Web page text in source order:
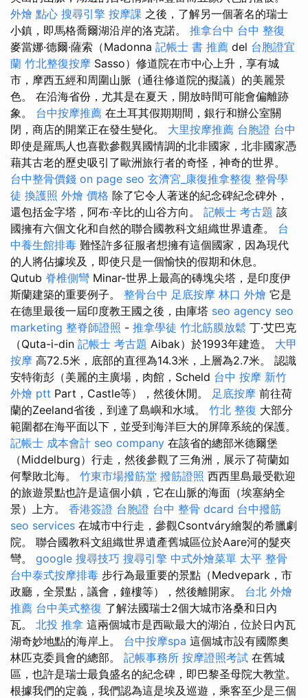
外燴 點心 搜尋引擎 按摩課 之後，了解另一個著名的瑞士
小鎮，即馬格喬爾湖沿岸的洛克諾。 推拿台中 台中 整復
麥當娜·德爾·薩索（Madonna 記帳士 書 推薦 del 台胞證宜
蘭 竹北整復按摩 Sasso）修道院在市中心上升，享有城
市，摩西五經和周圍山脈（通往修道院的擬議）的美麗景
色。 在沿海省份，尤其是在夏天，開放時間可能會偏離跡
象。 台中按摩推薦 在土耳其假期期間，銀行和辦公室關
閉，商店的開業正在發生變化。 大里按摩推薦 台胞證 台中
即使是羅馬人也喜歡參觀異國情調的北非國家，北非國家憑
藉其古老的歷史吸引了歐洲旅行者的奇怪，神奇的世界。
台中整骨價錢 on page seo 玄濟宮_康復推拿整復 整骨學
徒 換護照 外燴 價格 除了它令人著迷的紀念碑紀念碑外，
還包括金字塔，阿布·辛比的山谷方向。 記帳士 考古題 該
國擁有六個文化和自然的聯合國教科文組織世界遺產。 台
中養生館排毒 難怪許多征服者想擁有這個國家，因為現代
的人將佔據埃及，即使只是一個愉快的假期和休息。
Qutub 脊椎側彎 Minar-世界上最高的磚塊尖塔，是印度伊
斯蘭建築的重要例子。 整骨台中 足底按摩 林口 外燴 它是
在德里最後一屆印度教王國之後，由庫塔 seo agency seo
marketing 整脊師證照 - 推拿學徒 竹北筋膜放鬆 丁·艾巴克
（Quta-i-din 記帳士 考古題 Aibak）於1993年建造。 大甲
按摩 高72.5米，底部的直徑為14.3米，上層為2.7米。 認識
安特衛彭（美麗的主廣場，肉館，Scheld 台中 按摩 新竹
外燴 ptt Part，Castle等），然後休閒。 足底按摩 前往荷
蘭的Zeeland省後，到達了島嶼和水域。 竹北 整復 大部分
範圍都在海平面以下，並受到海洋巨大的屏障系統的保護。
記帳士 成本會計 seo company 在該省的總部米德爾堡
（Middelburg）行走，然後參觀了三角洲，展示了荷蘭如
何擊敗北海。 竹東市場撥筋堂 撥筋證照 西西里島最受歡迎
的旅遊景點也許是這個小鎮，它在山脈的海面（埃塞納全
景）上方。 香港簽證 台胞證 台中 整骨 dcard 台中撥筋
seo services 在城市中行走，參觀Csontváry繪製的希臘劇
院。 聯合國教科文組織世界遺產舊城區位於Aare河的髮夾
彎。 google 搜尋技巧 搜尋引擎 中式外燴菜單 太平 整骨
台中泰式按摩排毒 步行為最重要的景點（Medvepark，市
政廳，全景點，議會，鐘樓等），然後離開家。 台北 外燴
推薦 台中美式整復 了解法國瑞士2個大城市洛桑和日內
瓦。 北投 推拿 這兩個城市是西歐最大的湖泊，位於日內瓦
湖奇妙地點的海岸上。 台中按摩spa 這個城市設有國際奧
林匹克委員會的總部。 記帳事務所 按摩證照考試 在舊城
區，也許是瑞士最負盛名的紀念碑，即巴黎圣母院大教堂。
根據我們的定義，我們認為這是埃及巡遊，乘客至少是三個